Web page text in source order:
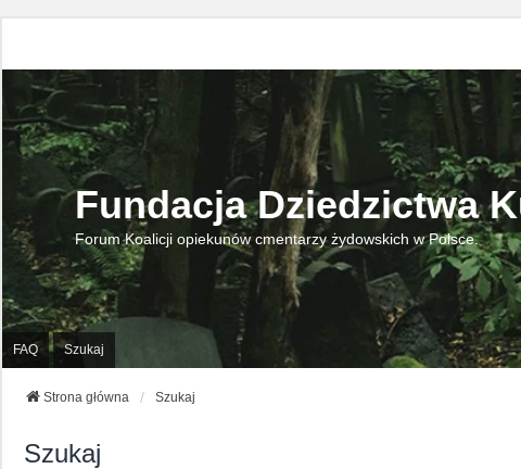
Fundacja Dziedzictwa
Forum Koalicji opiekunów cmentarzy żydowskich w Polsce.
FAQ Szukaj
Strona główna Szukaj
Szukaj